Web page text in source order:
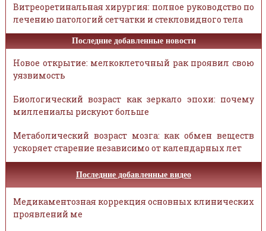
Витреоретинальная хирургия: полное руководство по
лечению патологий сетчатки и стекловидного тела
Последние добавленные новости
Новое открытие: мелкоклеточный рак проявил свою
уязвимость
Биологический возраст как зеркало эпохи: почему
миллениалы рискуют больше
Метаболический возраст мозга: как обмен веществ
ускоряет старение независимо от календарных лет
Последние добавленные видео
Медикаментозная коррекция основных клинических
проявлений ме